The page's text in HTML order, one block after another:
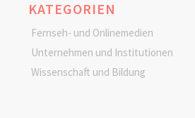
KATEGORIEN
Fernseh- und Onlinemedien
Unternehmen und Institutionen
Wissenschaft und Bildung